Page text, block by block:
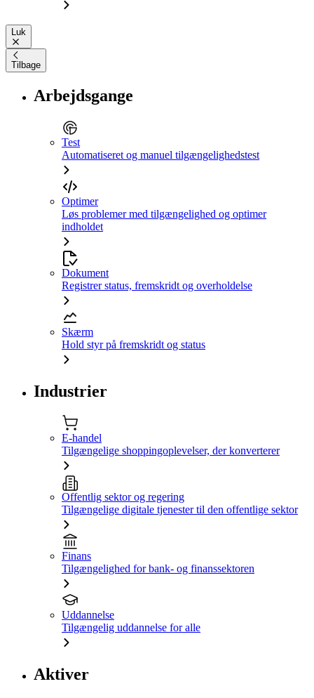
Luk
Tilbage
Arbejdsgange
Test
Automatiseret og manuel tilgængelighedstest
Optimer
Løs problemer med tilgængelighed og optimer
indholdet
Dokument
Registrer status, fremskridt og overholdelse
Skærm
Hold styr på fremskridt og status
Industrier
E-handel
Tilgængelige shoppingoplevelser, der konverterer
Offentlig sektor og regering
Tilgængelige digitale tjenester til den offentlige sektor
Finans
Tilgængelighed for bank- og finanssektoren
Uddannelse
Tilgængelig uddannelse for alle
Aktiver